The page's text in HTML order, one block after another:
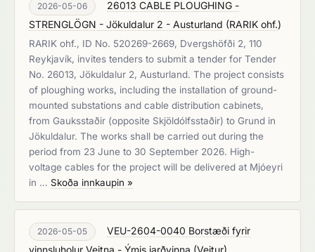
2026-05-06
26013 CABLE PLOUGHING -
STRENGLÖGN - Jökuldalur 2 - Austurland (RARIK ohf.)
RARIK ohf., ID No. 520269-2669, Dvergshöfði 2, 110
Reykjavík, invites tenders to submit a tender for Tender
No. 26013, Jökuldalur 2, Austurland. The project consists
of ploughing works, including the installation of ground-
mounted substations and cable distribution cabinets,
from Gauksstaðir (opposite Skjöldólfsstaðir) to Grund in
Jökuldalur. The works shall be carried out during the
period from 23 June to 30 September 2026. High-
voltage cables for the project will be delivered at Mjóeyri
in … Skoða innkaupin »
2026-05-05
VEU-2604-0040 Borstæði fyrir
vinnsluholur Veitna - Ýmis jarðvinna (Veitur)